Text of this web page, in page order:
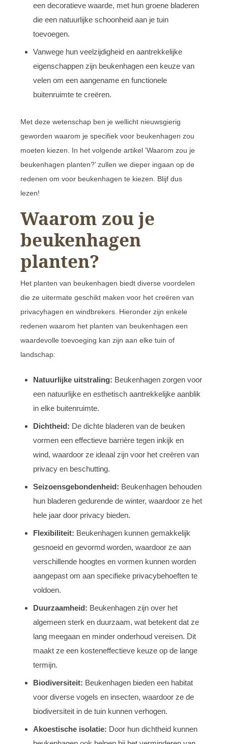
een decoratieve waarde, met hun groene bladeren
die een natuurlijke schoonheid aan je tuin
toevoegen.
Vanwege hun veelzijdigheid en aantrekkelijke
eigenschappen zijn beukenhagen een keuze van
velen om een aangename en functionele
buitenruimte te creëren.
Met deze wetenschap ben je wellicht nieuwsgierig
geworden waarom je specifiek voor beukenhagen zou
moeten kiezen. In het volgende artikel ‘Waarom zou je
beukenhagen planten?’ zullen we dieper ingaan op de
redenen om voor beukenhagen te kiezen. Blijf dus
lezen!
Waarom zou je
beukenhagen
planten?
Het planten van beukenhagen biedt diverse voordelen
die ze uitermate geschikt maken voor het creëren van
privacyhagen en windbrekers. Hieronder zijn enkele
redenen waarom het planten van beukenhagen een
waardevolle toevoeging kan zijn aan elke tuin of
landschap:
Natuurlijke uitstraling: Beukenhagen zorgen voor
een natuurlijke en esthetisch aantrekkelijke aanblik
in elke buitenruimte.
Dichtheid: De dichte bladeren van de beuken
vormen een effectieve barrière tegen inkijk en
wind, waardoor ze ideaal zijn voor het creëren van
privacy en beschutting.
Seizoensgebondenheid: Beukenhagen behouden
hun bladeren gedurende de winter, waardoor ze het
hele jaar door privacy bieden.
Flexibiliteit: Beukenhagen kunnen gemakkelijk
gesnoeid en gevormd worden, waardoor ze aan
verschillende hoogtes en vormen kunnen worden
aangepast om aan specifieke privacybehoeften te
voldoen.
Duurzaamheid: Beukenhagen zijn over het
algemeen sterk en duurzaam, wat betekent dat ze
lang meegaan en minder onderhoud vereisen. Dit
maakt ze een kosteneffectieve keuze op de lange
termijn.
Biodiversiteit: Beukenhagen bieden een habitat
voor diverse vogels en insecten, waardoor ze de
biodiversiteit in de tuin kunnen verhogen.
Akoestische isolatie: Door hun dichtheid kunnen